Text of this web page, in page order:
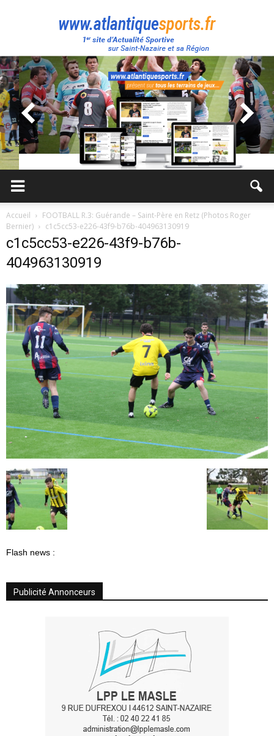
Atlantique
Sport
Accueil
FOOTBALL R.3: Guérande – Saint-Père en Retz (Photos Roger
Bernier)
c1c5cc53-e226-43f9-b76b-404963130919
c1c5cc53-e226-43f9-b76b-
404963130919
Flash news :
Publicité Annonceurs